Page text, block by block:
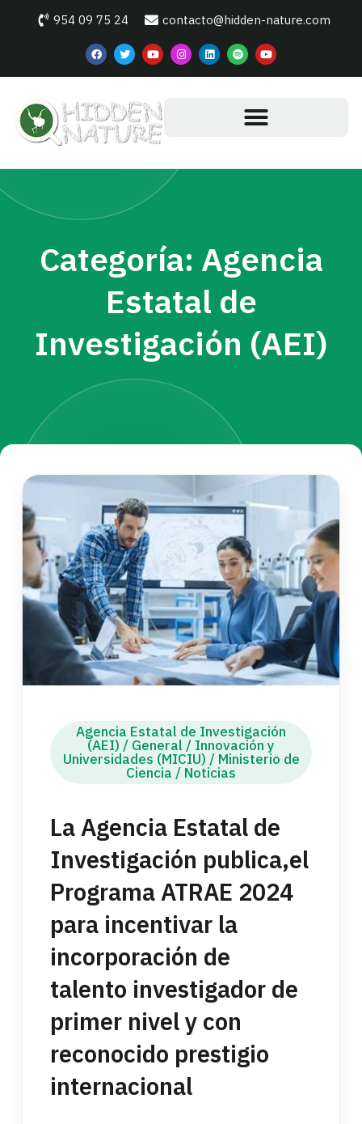
954 09 75 24 contacto@hidden-nature.com
Categoría: Agencia
Estatal de
Investigación (AEI)
Agencia Estatal de Investigación
(AEI) / General / Innovación y
Universidades (MICIU) / Ministerio de
Ciencia / Noticias
La Agencia Estatal de
Investigación publica,el
Programa ATRAE 2024
para incentivar la
incorporación de
talento investigador de
primer nivel y con
reconocido prestigio
internacional